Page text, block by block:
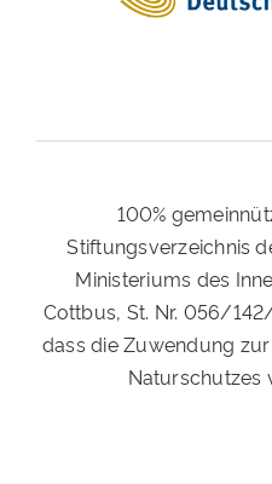
100%
Stiftungsverzeichnis
Ministeriums des
Cottbus, St. Nr. 056/
dass die Zuwendung
Naturschutzes